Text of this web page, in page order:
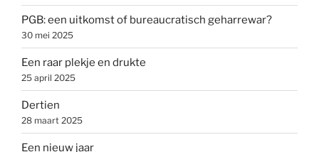
PGB: een uitkomst of bureaucratisch geharrewar?
30 mei 2025
Een raar plekje en drukte
25 april 2025
Dertien
28 maart 2025
Een nieuw jaar